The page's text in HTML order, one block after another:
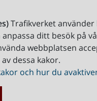
Trafikverket
ditt besök på
webbplatsen
dessa kakor.
och hur du